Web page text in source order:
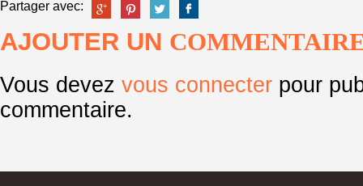
Partager avec:
AJOUTER UN
Vous devez vous connecter pour
commentaire.